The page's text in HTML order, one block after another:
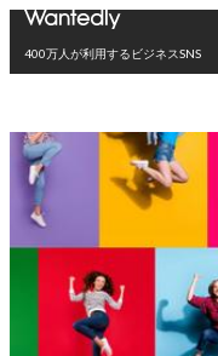
400万人が利用するビジネスSNS